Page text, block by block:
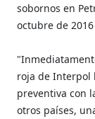
sobornos en
octubre de
roja de Interpol
preventiva con
otros países,